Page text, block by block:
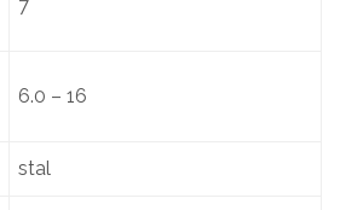
7
6.0 – 16
stal